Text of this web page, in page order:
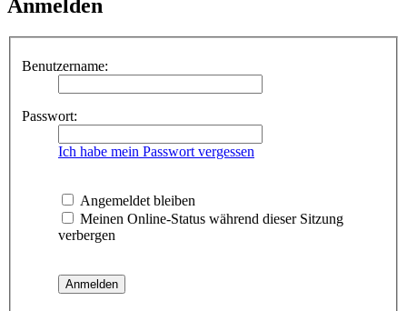
Anmelden
Benutzername:
Passwort:
Ich habe mein Passwort vergessen
Angemeldet bleiben
Meinen Online-Status während dieser Sitzung
verbergen